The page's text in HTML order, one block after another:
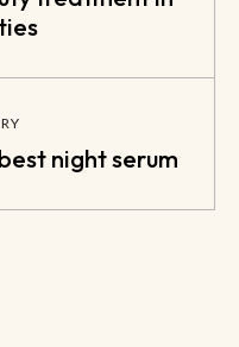
night serum